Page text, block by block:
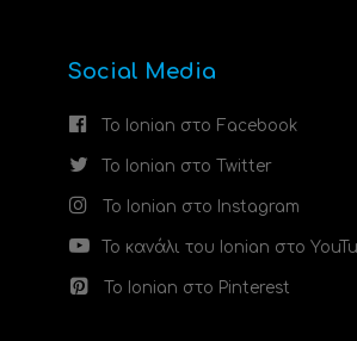
Social Media
Το Ionian στο Facebook
Το Ionian στο Twitter
Το Ionian στο Instagram
Το κανάλι του Ionian στο
Το Ionian στο Pinterest